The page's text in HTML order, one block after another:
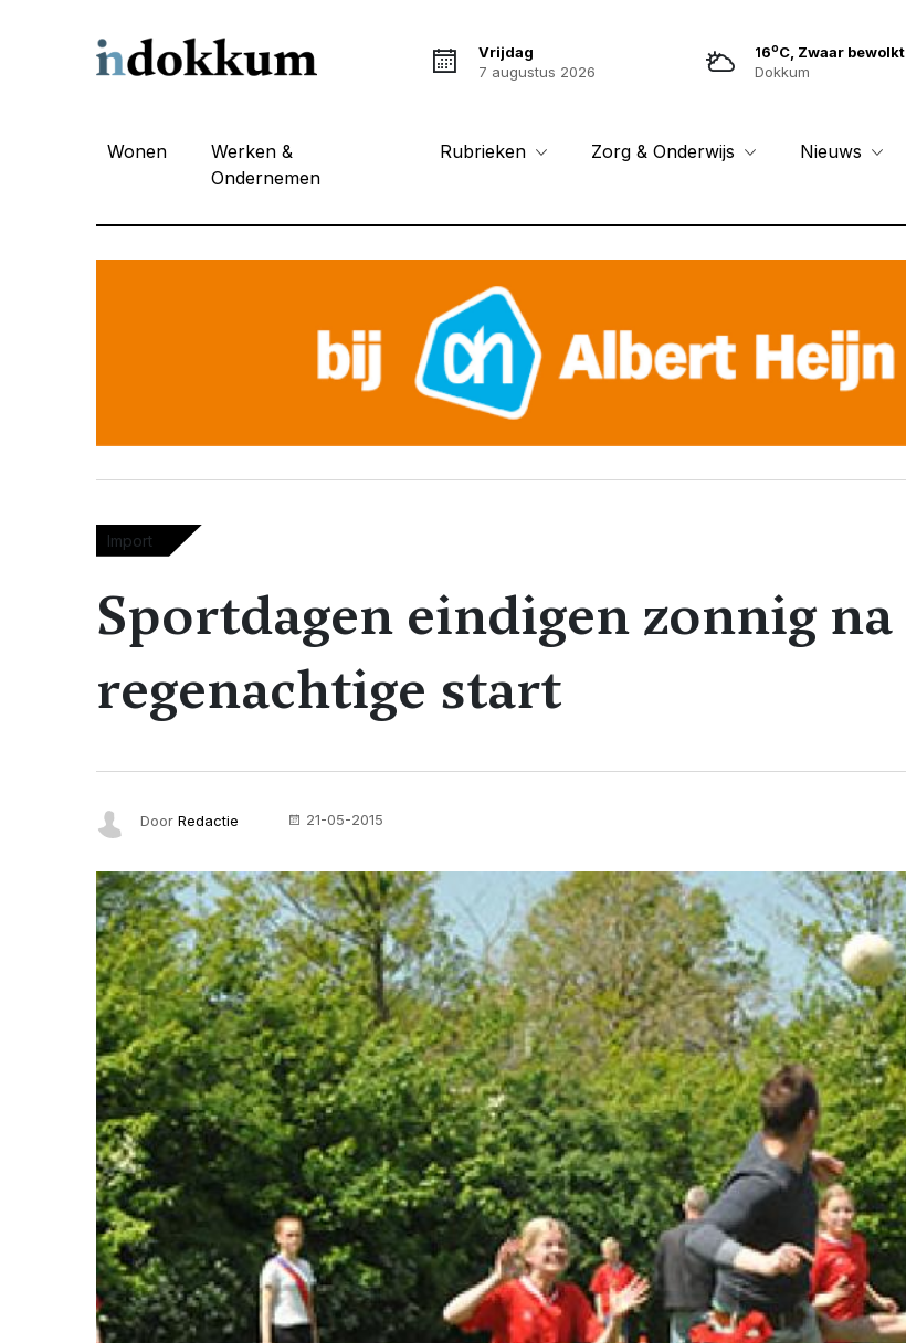
Vrijdag
7 augustus 2026
16oC, Zwaar bewolkt
Dokkum
Wonen
Werken &
Ondernemen
Rubrieken Zorg & Onderwijs Nieuws
Import
Sportdagen eindigen zonnig na
regenachtige start
Door Redactie 21-05-2015